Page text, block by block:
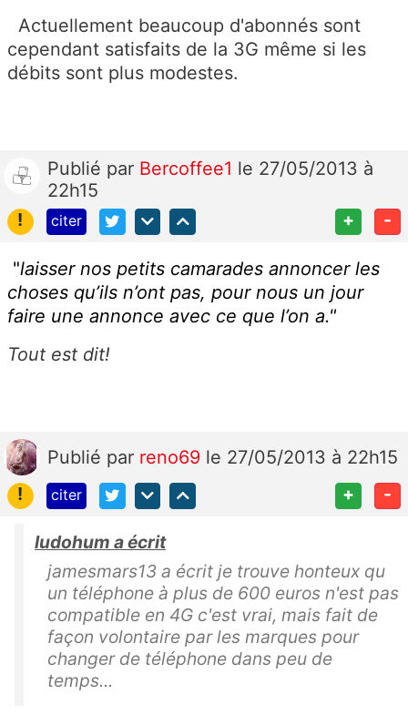
Actuellement beaucoup d'abonnés sont
cependant satisfaits de la 3G même si les
débits sont plus modestes.
Publié par Bercoffee1 le 27/05/2013 à
22h15
!
citer + -
"laisser nos petits camarades annoncer les
choses qu’ils n’ont pas, pour nous un jour
faire une annonce avec ce que l’on a."
Tout est dit!
Publié par reno69 le 27/05/2013 à 22h15
!
citer + -
ludohum a écrit
jamesmars13 a écrit je trouve honteux qu
un téléphone à plus de 600 euros n'est pas
compatible en 4G c'est vrai, mais fait de
façon volontaire par les marques pour
changer de téléphone dans peu de
temps...